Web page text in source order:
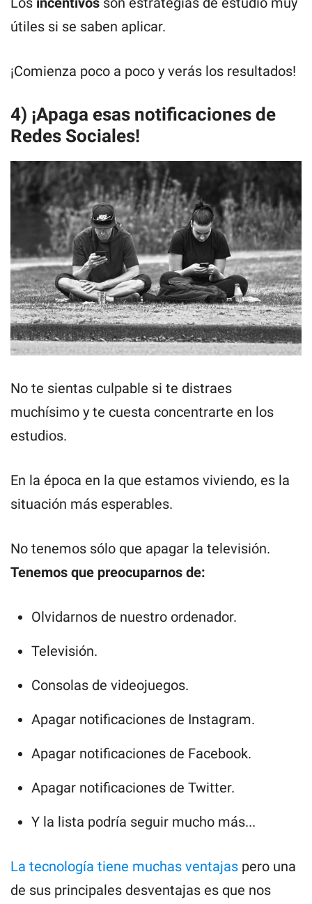
útiles si se saben aplicar.
¡Comienza poco a poco y verás los resultados!
4) ¡Apaga esas notificaciones de
Redes Sociales!
No te sientas culpable si te distraes
muchísimo y te cuesta concentrarte en los
estudios.
En la época en la que estamos viviendo, es la
situación más esperables.
No tenemos sólo que apagar la televisión.
Tenemos que preocuparnos de:
Olvidarnos de nuestro ordenador.
Televisión.
Consolas de videojuegos.
Apagar notificaciones de Instagram.
Apagar notificaciones de Facebook.
Apagar notificaciones de Twitter.
Y la lista podría seguir mucho más...
La tecnología tiene muchas ventajas pero una
de sus principales desventajas es que nos